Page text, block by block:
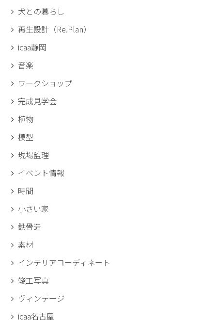
犬との暮らし
再生設計（Re.Plan）
icaa静岡
音楽
ワークショップ
完成見学会
植物
模型
現場監理
イベント情報
時間
小さい家
鉄骨造
素材
インテリアコーディネート
竣工写真
ヴィンテージ
icaa名古屋